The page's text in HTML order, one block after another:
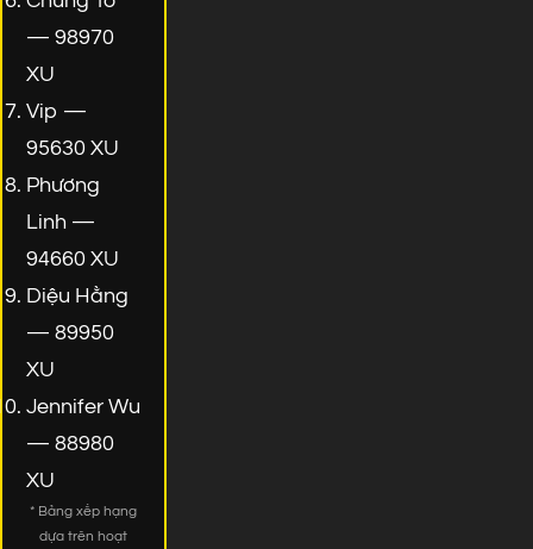
— 98970
XU
Vip —
95630 XU
Phương
Linh —
94660 XU
Diệu Hằng
— 89950
XU
Jennifer Wu
— 88980
XU
* Bảng xếp hạng
dựa trên hoạt